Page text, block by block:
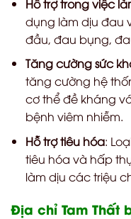
Hỗ trợ trong việc
dụng làm dịu đau
đầu, đau bụng,
Tăng cường sức
tăng cường hệ
cơ thể đề kháng
bệnh viêm nhiễm.
Hỗ trợ tiêu hóa:
tiêu hóa và hấp
làm dịu các triệu
Địa chỉ Tam Thất